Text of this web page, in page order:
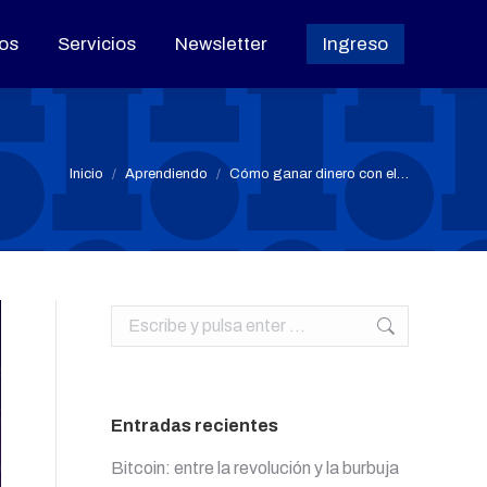
Servicios Newsletter Ingreso
Estás aquí:
Inicio Aprendiendo Cómo ganar dinero con el…
Buscar:
Entradas recientes
Bitcoin: entre la revolución y la burbuja
Servicios Newsletter Ingreso